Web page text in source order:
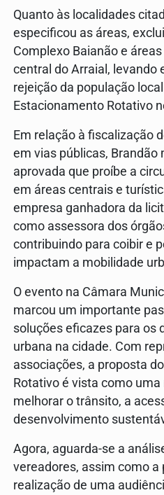
Quanto às localidades
especificou as áreas,
Complexo Baianão e
central do Arraial, levando
rejeição da população
Estacionamento Rotativo
Em relação à fiscalização
em vias públicas, Brandão
aprovada que proíbe a
em áreas centrais e
empresa ganhadora da
como assessora dos
contribuindo para coibir e
impactam a mobilidade
O evento na Câmara
marcou um importante
soluções eficazes para os
urbana na cidade. Com
associações, a proposta
Rotativo é vista como
melhorar o trânsito, a
desenvolvimento
Agora, aguarda-se a
vereadores, assim como a
realização de uma